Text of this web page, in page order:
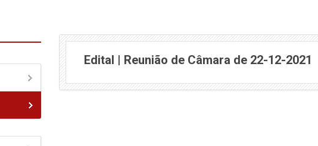
Edital | Reunião de Câmara de 22-12-2021